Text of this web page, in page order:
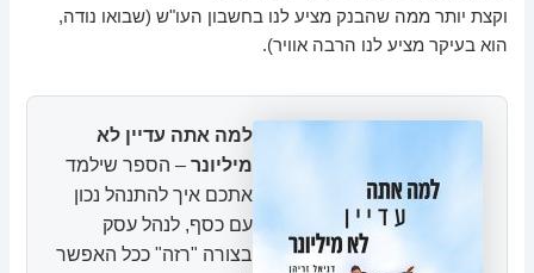
וקצת יותר ממה שהבנק מציע לנו בחשבון העו"ש (שבואו נודה,
הוא בעיקר מציע לנו הרבה אוויר).
למה אתה עדיין לא
מיליונר – הספר שילמד
אתכם איך להתנהל נכון
עם כסף, לנהל עסק
בצורה "רזה" ככל האפשר